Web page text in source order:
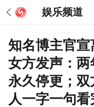
娱乐频道
知名博主官宣
女方发声：
永久停更；
人一字一句看